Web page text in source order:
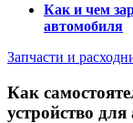
Как и чем
автомобиля
Запчасти и
Как
устройство